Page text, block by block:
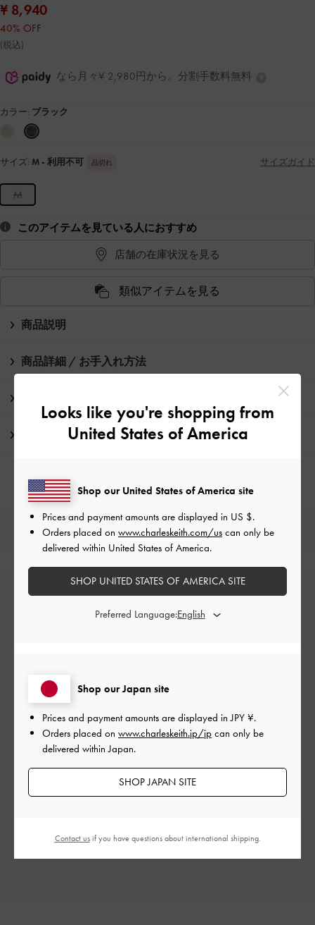
¥ 8,940
40% OFF
(税込)
なら月々¥ 2,980円から。分割手数料無料
カラー: ブラック
サイズ: M - 利用不可 品切れ サイズガイド
M
このアイテムを見ている人におすすめ
店舗の在庫状況を見る
類似アイテムを見る
商品説明
商品詳細 / お手入れ方法
配送 & 返品
レビューは購入した方のみ投稿ができます。
カスタマーレビュー
ご感想をお聞かせください
レビューを書く
Looks like you're shopping from
United States of America
Shop our Japan site
Prices and payment amounts are displayed inJPY ¥.
Orders placed on www.charleskeith.jp/jp can only be
delivered within Japan.
SHOP JAPAN SITE
Shop our United States of America site
Prices and payment amounts are displayed in US $.
Orders placed on www.charleskeith.com/us can only be
delivered within United States of America.
SHOP UNITED STATES OF AMERICA SITE
Preferred Language:
Contact usif you have questions about international shipping.